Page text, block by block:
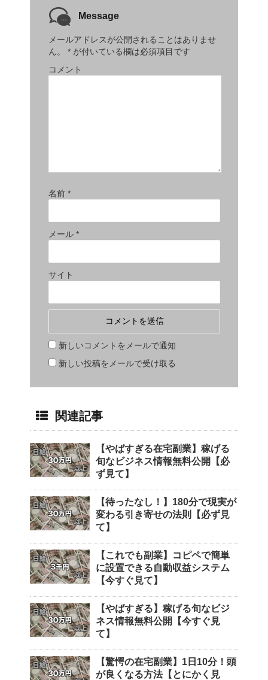
Message
メールアドレスが公開されることはありませ
ん。
* が付いている欄は必須項目です
コメント
名前 *
メール *
サイト
新しいコメントをメールで通知
新しい投稿をメールで受け取る
関連記事
【やばすぎる在宅副業】稼げる
旬なビジネス情報無料公開【必
ず見て】
【待ったなし！】180分で現実が
変わる引き寄せの法則【必ず見
て】
【これでも副業】コピペで簡単
に設置できる自動収益システム
【今すぐ見て】
【やばすぎる】稼げる旬なビジ
ネス情報無料公開【今すぐ見
て】
【驚愕の在宅副業】1日10分！頭
が良くなる方法【とにかく見